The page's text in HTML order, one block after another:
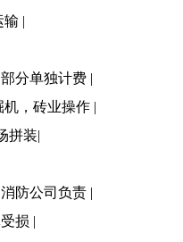
输 |
分单独计费 |
，砖业操作 |
拼装|
防公司负责 |
损 |